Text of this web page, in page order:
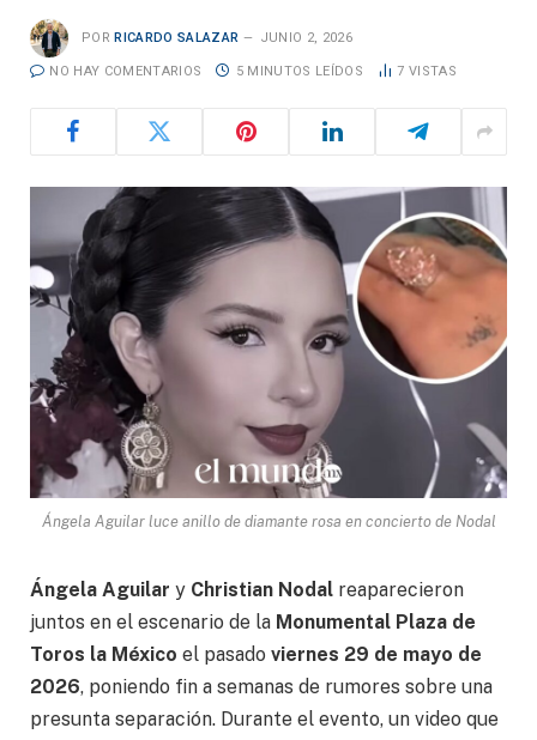
POR RICARDO SALAZAR JUNIO 2, 2026
NO HAY COMENTARIOS 5 MINUTOS LEÍDOS 7 VISTAS
Ángela Aguilar luce anillo de diamante rosa en concierto de Nodal
Ángela Aguilar y Christian Nodal reaparecieron
juntos en el escenario de la Monumental Plaza de
Toros la México el pasado viernes 29 de mayo de
2026, poniendo fin a semanas de rumores sobre una
presunta separación. Durante el evento, un video que